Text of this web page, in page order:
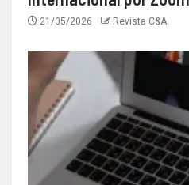
21/05/2026 Revista C&A